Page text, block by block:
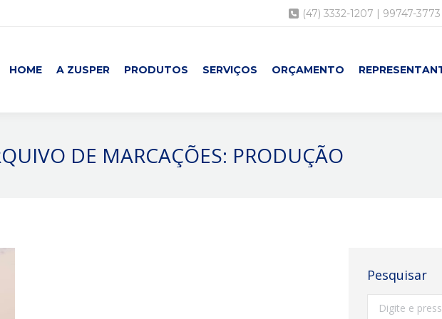
(47) 3332-1207 | 99747-3773
HOME A ZUSPER PRODUTOS SERVIÇOS ORÇAMENTO
DE MARCAÇÕES: PRODUÇÃO
Pesquisar
Search: